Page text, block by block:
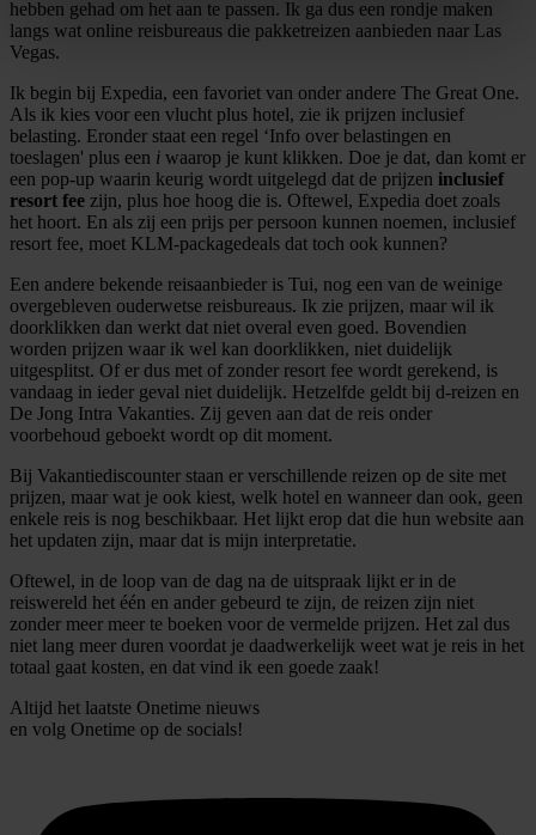
verwerkt en stel uw voorkeuren in hetdetailgedeelte in.
U kunt uw toestemming op elk moment wijzigen of
intrekken in de Cookieverklaring.
We gebruiken cookies om content en advertenties te
personaliseren, om functies voor social media te bieden
en om ons websiteverkeer te analyseren. Ook delen we
informatie over uw gebruik van onze site met onze
partners kunnen deze gegevens combineren met andere
informatie die u aan ze heeft verstrekt of die ze hebben
verzameld op basis van uw gebruik van hun services.
hebben gehad om het aan te passen. Ik ga dus een rondje maken
langs wat online reisbureaus die pakketreizen aanbieden naar Las
Vegas.
Ik begin bij Expedia, een favoriet van onder andere The Great One.
Als ik kies voor een vlucht plus hotel, zie ik prijzen inclusief
belasting. Eronder staat een regel ‘Info over belastingen en
toeslagen' plus een i waarop je kunt klikken. Doe je dat, dan komt er
een pop-up waarin keurig wordt uitgelegd dat de prijzen inclusief
resort fee zijn, plus hoe hoog die is. Oftewel, Expedia doet zoals
het hoort. En als zij een prijs per persoon kunnen noemen, inclusief
resort fee, moet KLM-packagedeals dat toch ook kunnen?
Een andere bekende reisaanbieder is Tui, nog een van de weinige
overgebleven ouderwetse reisbureaus. Ik zie prijzen, maar wil ik
doorklikken dan werkt dat niet overal even goed. Bovendien
worden prijzen waar ik wel kan doorklikken, niet duidelijk
uitgesplitst. Of er dus met of zonder resort fee wordt gerekend, is
vandaag in ieder geval niet duidelijk. Hetzelfde geldt bij d-reizen en
De Jong Intra Vakanties. Zij geven aan dat de reis onder
voorbehoud geboekt wordt op dit moment.
Bij Vakantiediscounter staan er verschillende reizen op de site met
prijzen, maar wat je ook kiest, welk hotel en wanneer dan ook, geen
enkele reis is nog beschikbaar. Het lijkt erop dat die hun website aan
het updaten zijn, maar dat is mijn interpretatie.
Oftewel, in de loop van de dag na de uitspraak lijkt er in de
reiswereld het één en ander gebeurd te zijn, de reizen zijn niet
zonder meer meer te boeken voor de vermelde prijzen. Het zal dus
niet lang meer duren voordat je daadwerkelijk weet wat je reis in het
totaal gaat kosten, en dat vind ik een goede zaak!
Altijd het laatste Onetime nieuws
en volg Onetime op de socials!